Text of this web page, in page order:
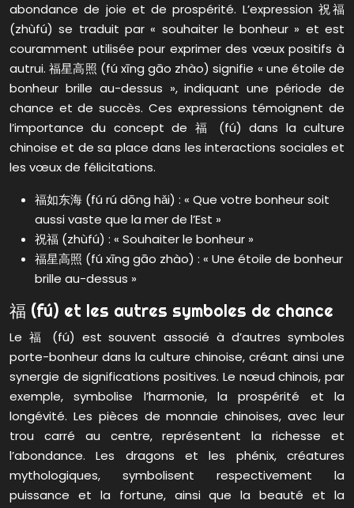
abondance de joie et de prospérité. L’expression 祝福
(zhùfú) se traduit par « souhaiter le bonheur » et est
couramment utilisée pour exprimer des vœux positifs à
autrui. 福星高照 (fú xīng gāo zhào) signifie « une étoile de
bonheur brille au-dessus », indiquant une période de
chance et de succès. Ces expressions témoignent de
l’importance du concept de 福 (fú) dans la culture
chinoise et de sa place dans les interactions sociales et
les vœux de félicitations.
福如东海 (fú rú dōng hǎi) : « Que votre bonheur soit
aussi vaste que la mer de l’Est »
祝福 (zhùfú) : « Souhaiter le bonheur »
福星高照 (fú xīng gāo zhào) : « Une étoile de bonheur
brille au-dessus »
福 (fú) et les autres symboles de chance
Le 福 (fú) est souvent associé à d’autres symboles
porte-bonheur dans la culture chinoise, créant ainsi une
synergie de significations positives. Le nœud chinois, par
exemple, symbolise l’harmonie, la prospérité et la
longévité. Les pièces de monnaie chinoises, avec leur
trou carré au centre, représentent la richesse et
l’abondance. Les dragons et les phénix, créatures
mythologiques, symbolisent respectivement la
puissance et la fortune, ainsi que la beauté et la